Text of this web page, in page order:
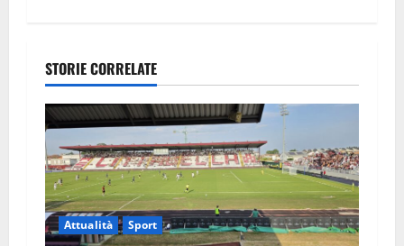
g
a
z
i
o
STORIE CORRELATE
Attualità Sport